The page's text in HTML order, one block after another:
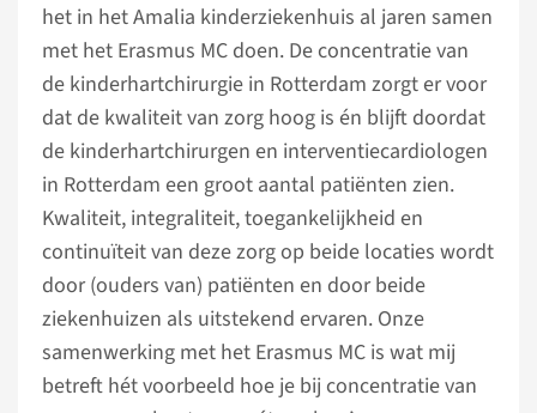
het in het Amalia kinderziekenhuis al jaren samen
met het Erasmus MC doen. De concentratie van
de kinderhartchirurgie in Rotterdam zorgt er voor
dat de kwaliteit van zorg hoog is én blijft doordat
de kinderhartchirurgen en interventiecardiologen
in Rotterdam een groot aantal patiënten zien.
Kwaliteit, integraliteit, toegankelijkheid en
continuïteit van deze zorg op beide locaties wordt
door (ouders van) patiënten en door beide
ziekenhuizen als uitstekend ervaren. Onze
samenwerking met het Erasmus MC is wat mij
betreft hét voorbeeld hoe je bij concentratie van